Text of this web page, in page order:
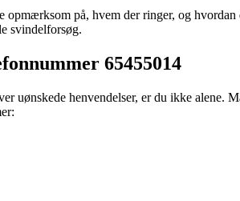
på, hvem der ringer, og
svindelforsøg.
65455014
uønskede henvendelser, er du ikke alene.